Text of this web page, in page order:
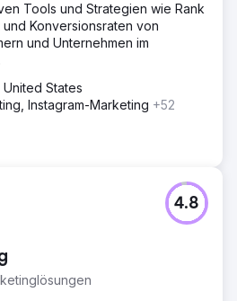
Tools und Strategien wie Rank
Konversionsraten von
und Unternehmen im
States
Instagram-Marketing +52
4.8